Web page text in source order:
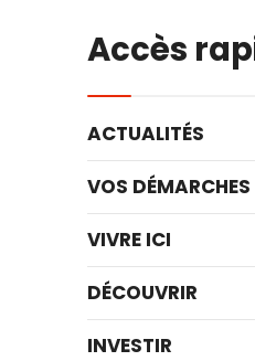
Accès
ACTUALITÉS
VOS DÉMARCHES
VIVRE ICI
DÉCOUVRIR
INVESTIR